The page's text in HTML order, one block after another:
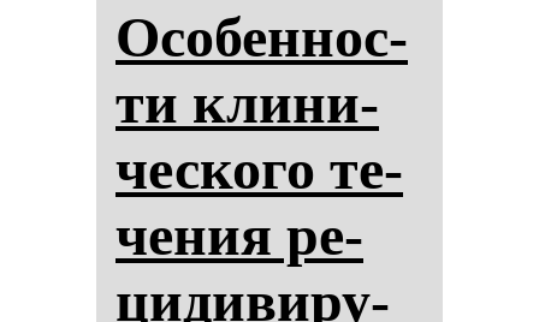
Осо­бен­нос­
ти кли­ни­
чес­ко­го те­
че­ния ре­
ци­ди­ви­ру­